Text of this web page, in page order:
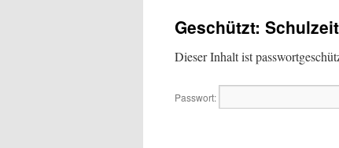
springen
Geschützt: Schulzeit
Dieser Inhalt ist
Passwort: